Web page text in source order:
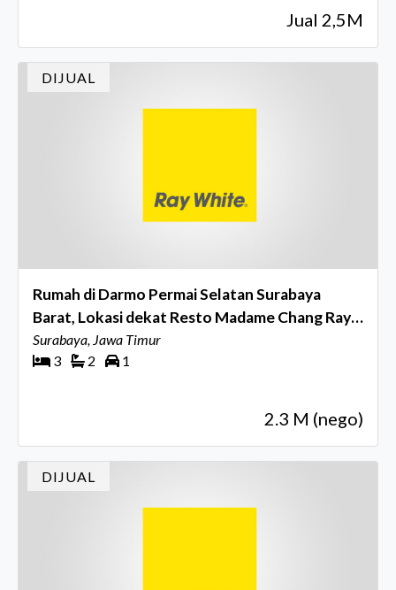
Jual 2,5M
DIJUAL
Rumah di Darmo Permai Selatan Surabaya
Barat, Lokasi dekat Resto Madame Chang Raya
Darmo Permai... JUAL MURAH !!!
Surabaya, Jawa Timur
3
2 1
2.3 M (nego)
DIJUAL